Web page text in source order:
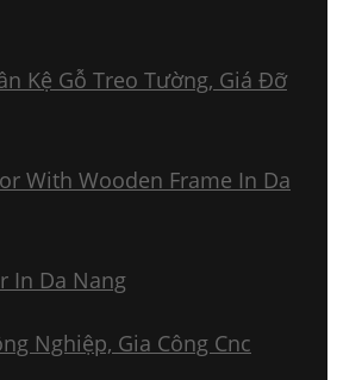
Kệ Gỗ Treo Tường, Giá Đỡ
With Wooden Frame In Da
In Da Nang
Nghiệp, Gia Công Cnc